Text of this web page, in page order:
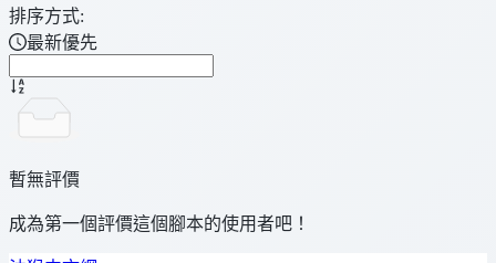
排序方式:
最新優先
暫無評價
成為第一個評價這個腳本的使用者吧！